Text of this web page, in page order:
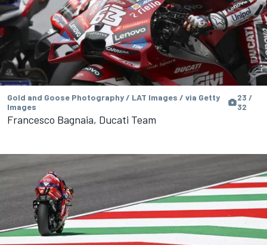
Gold and Goose Photography / LAT Images / via Getty
Images
23 /
32
Francesco Bagnaia, Ducati Team